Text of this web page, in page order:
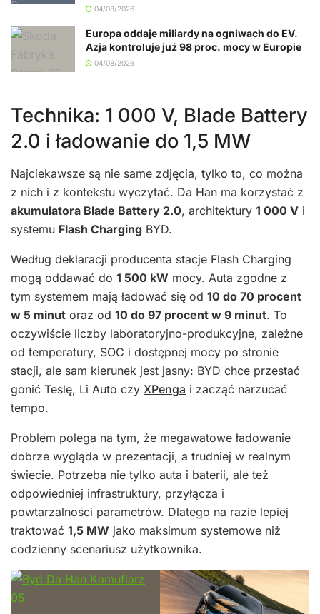
04/08/2026
Europa oddaje miliardy na ogniwach do EV.
Azja kontroluje już 98 proc. mocy w Europie
04/08/2026
Technika: 1 000 V, Blade Battery
2.0 i ładowanie do 1,5 MW
Najciekawsze są nie same zdjęcia, tylko to, co można
z nich i z kontekstu wyczytać. Da Han ma korzystać z
akumulatora Blade Battery 2.0, architektury 1 000 V i
systemu Flash Charging BYD.
Według deklaracji producenta stacje Flash Charging
mogą oddawać do 1 500 kW mocy. Auta zgodne z
tym systemem mają ładować się od 10 do 70 procent
w 5 minut oraz od 10 do 97 procent w 9 minut. To
oczywiście liczby laboratoryjno-produkcyjne, zależne
od temperatury, SOC i dostępnej mocy po stronie
stacji, ale sam kierunek jest jasny: BYD chce przestać
gonić Teslę, Li Auto czy XPenga i zacząć narzucać
tempo.
Problem polega na tym, że megawatowe ładowanie
dobrze wygląda w prezentacji, a trudniej w realnym
świecie. Potrzeba nie tylko auta i baterii, ale też
odpowiedniej infrastruktury, przyłącza i
powtarzalności parametrów. Dlatego na razie lepiej
traktować 1,5 MW jako maksimum systemowe niż
codzienny scenariusz użytkownika.